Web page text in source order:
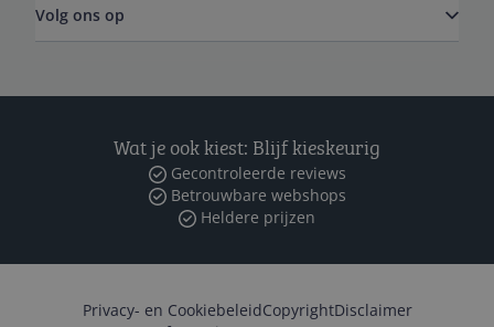
Volg ons op
Wat je ook kiest: Blijf kieskeurig
Gecontroleerde reviews
Betrouwbare webshops
Heldere prijzen
Privacy- en CookiebeleidCopyrightDisclaimer